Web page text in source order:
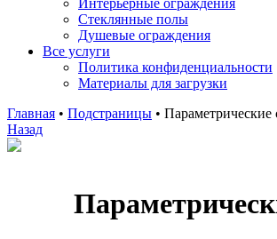
Интерьерные ограждения
Стеклянные полы
Душевые ограждения
Все услуги
Политика конфиденциальности
Материалы для загрузки
Главная • Подстраницы • Параметрические
Назад